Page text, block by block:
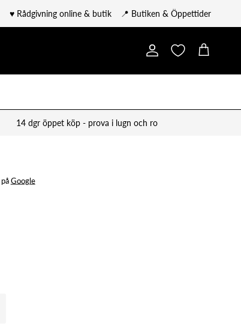
♥️ Rådgivning online & butik 📍 Butiken & Öppettider
Konto Kundvagn
14 dgr öppet köp - prova i lugn och ro